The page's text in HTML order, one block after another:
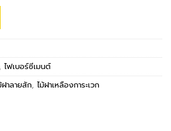
, ไฟเบอร์ซีเมนต์
ฝาลายสัก, ไม้ฝาเหลืองการะเวก